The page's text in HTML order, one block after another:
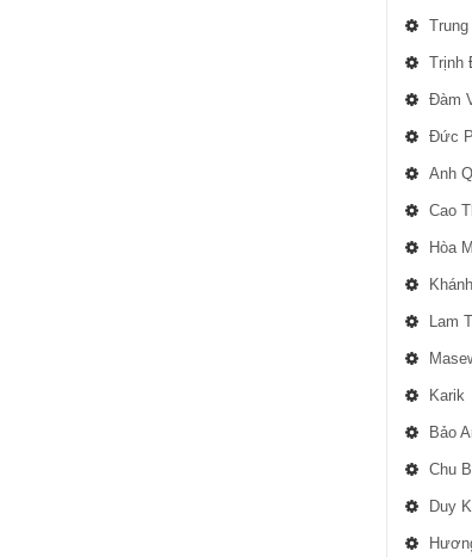
Trung
Trịnh
Đàm
Đức
Anh
Cao
Hòa
Lam
Karik
Bảo
Chu
Duy